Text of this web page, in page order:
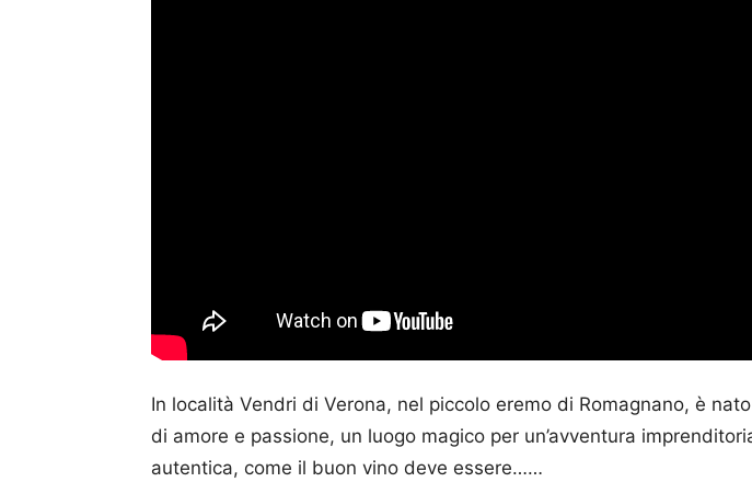
In località Vendri di Verona, nel piccolo eremo di Romagnano, è
di amore e passione, un luogo magico per un’avventura
autentica, come il buon vino deve essere……